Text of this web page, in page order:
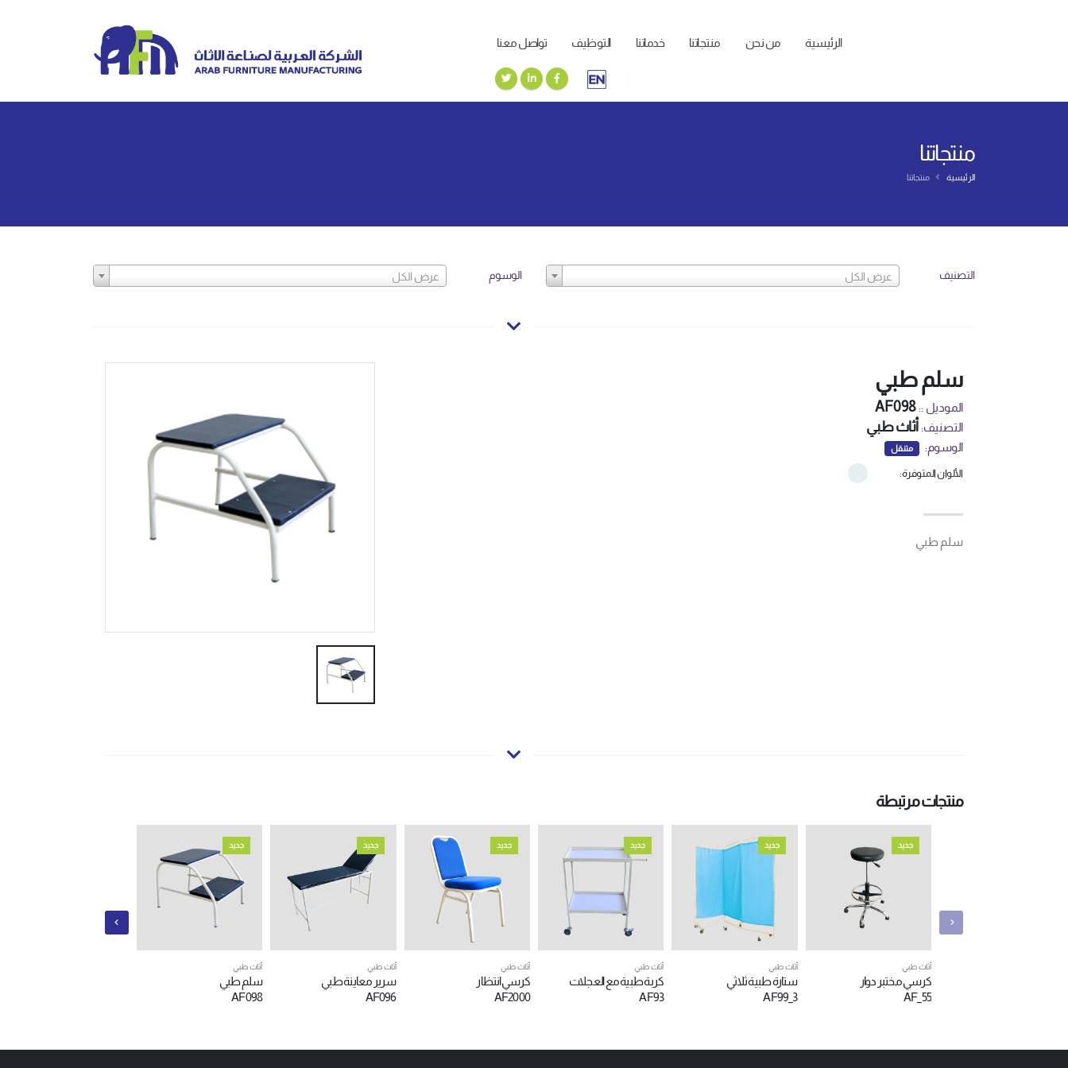
الرئيسية من نحن منتجاتنا خدماتنا التوظيف تواصل معنا
منتجاتنا
الرئيسية منتجاتنا
التصنيف عرض الكل الوسوم عرض الكل
سلم طبي
الموديل :: AF098
التصنيف: أثاث طبي
الوسوم: متنقل
الألوان المتوفرة:
سلم طبي
منتجات مرتبطة
جديد
أثاث طبي
كرسي مختبر دوار
AF_55
جديد
أثاث طبي
ستارة طبية ثلاثي
AF99_3
جديد
أثاث طبي
كربة طبية مع العجلات
AF93
جديد
أثاث طبي
كرسي انتظار
AF2000
جديد
أثاث طبي
سرير معاينة طبي
AF096
جديد
أثاث طبي
سلم طبي
AF098